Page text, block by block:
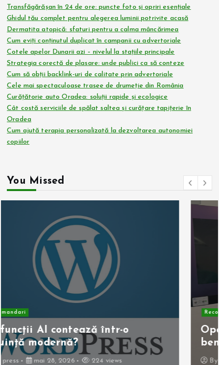
Transfăgărășan în 24 de ore: puncte foto și opriri esențiale
Ghidul tău complet pentru alegerea luminii potrivite acasă
Dermatita atopică: sfaturi pentru a calma mâncărimea
Cum eviți conținutul duplicat în campanii cu advertoriale
Cotele apelor Dunarii azi – nivelul la stațiile principale
Strategia corectă de plasare: unde publici ca să conteze
Cum să obții backlink-uri de calitate prin advertoriale
Cele mai spectaculoase trasee de drumeție din România
Curățătorie auto Oradea: soluții rapide și ecologice
Cât costă serviciile de spălat saltea și curățare tapițerie în
Oradea
Cum ajută terapia personalizată la dezvoltarea autonomiei
copiilor
You Missed
Recomandari
Operația de colecist laparoscopică:
beneficii pentru pacient
Bypress mai 10, 2026